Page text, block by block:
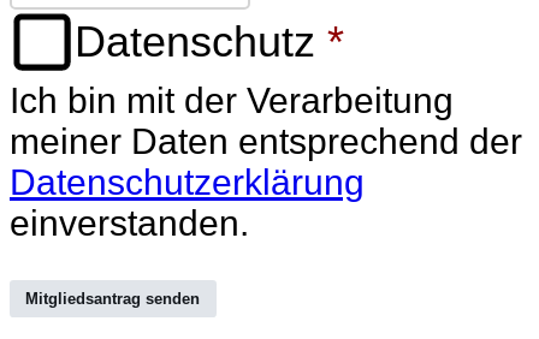
Datenschutz *
Ich bin mit der Verarbeitung
meiner Daten entsprechend der
Datenschutzerklärung
einverstanden.
Mitgliedsantrag senden